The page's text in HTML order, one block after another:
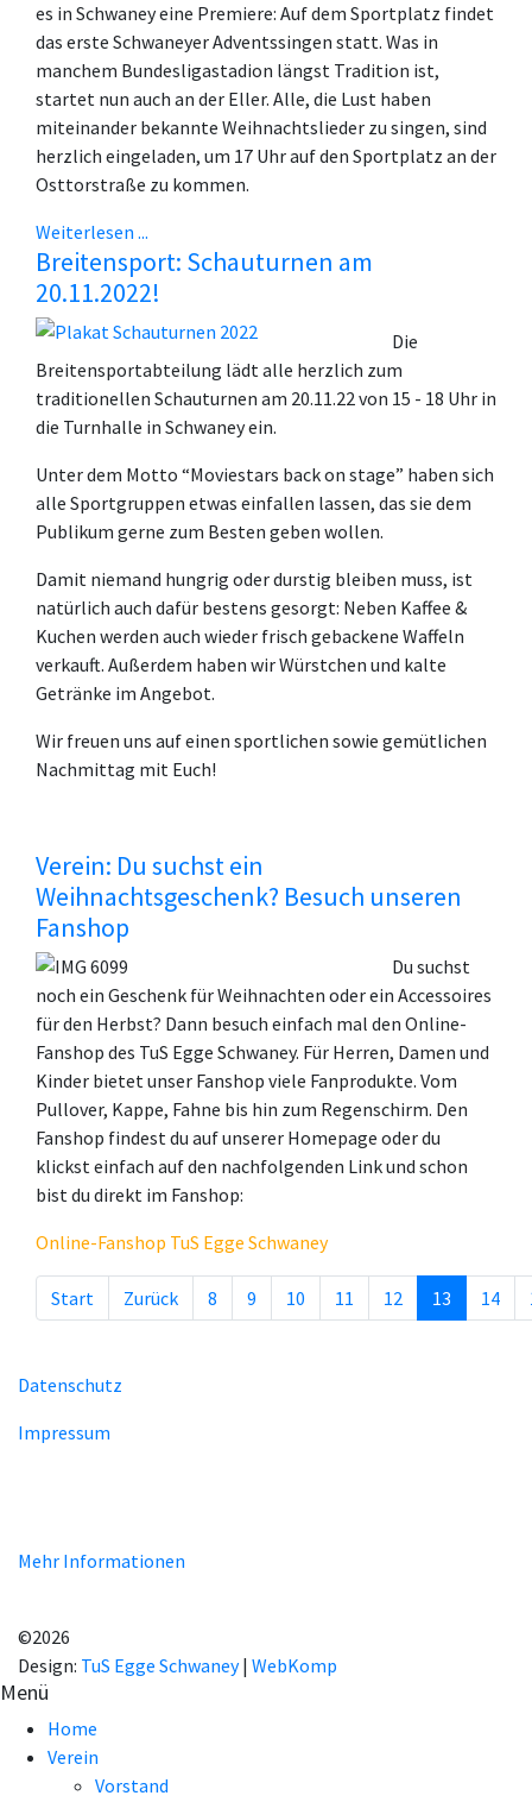
es in Schwaney eine Premiere: Auf dem Sportplatz findet
das erste Schwaneyer Adventssingen statt. Was in
manchem Bundesligastadion längst Tradition ist,
startet nun auch an der Eller. Alle, die Lust haben
miteinander bekannte Weihnachtslieder zu singen, sind
herzlich eingeladen, um 17 Uhr auf den Sportplatz an der
Osttorstraße zu kommen.
Weiterlesen ...
Breitensport: Schauturnen am
20.11.2022!
Die
Breitensportabteilung lädt alle herzlich zum
traditionellen Schauturnen am 20.11.22 von 15 - 18 Uhr in
die Turnhalle in Schwaney ein.
Unter dem Motto “Moviestars back on stage” haben sich
alle Sportgruppen etwas einfallen lassen, das sie dem
Publikum gerne zum Besten geben wollen.
Damit niemand hungrig oder durstig bleiben muss, ist
natürlich auch dafür bestens gesorgt: Neben Kaffee &
Kuchen werden auch wieder frisch gebackene Waffeln
verkauft. Außerdem haben wir Würstchen und kalte
Getränke im Angebot.
Wir freuen uns auf einen sportlichen sowie gemütlichen
Nachmittag mit Euch!
Verein: Du suchst ein
Weihnachtsgeschenk? Besuch unseren
Fanshop
Du suchst
noch ein Geschenk für Weihnachten oder ein Accessoires
für den Herbst? Dann besuch einfach mal den Online-
Fanshop des TuS Egge Schwaney. Für Herren, Damen und
Kinder bietet unser Fanshop viele Fanprodukte. Vom
Pullover, Kappe, Fahne bis hin zum Regenschirm. Den
Fanshop findest du auf unserer Homepage oder du
klickst einfach auf den nachfolgenden Link und schon
bist du direkt im Fanshop:
Online-Fanshop TuS Egge Schwaney
Seite 13 von 29
Start Zurück 8 9 10 11 12 13 14
Datenschutz
Impressum
Mehr Informationen
©2026
Design: TuS Egge Schwaney| WebKomp
Menü
Home
Verein
Vorstand